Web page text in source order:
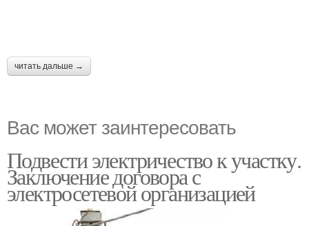
читать дальше →
Вас может заинтересовать
Подвести электричество к участку.
Заключение договора с
электросетевой организацией